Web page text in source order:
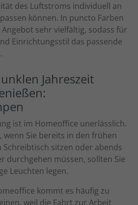
des Luftstroms individuell an
können. In puncto Farben
sehr vielfältig, sodass für
Einrichtungsstil das passende
Jahreszeit
ist im Homeoffice unerlässlich.
wenn Sie bereits in den frühen
sitzen oder abends
durchgehen müssen, sollten Sie
Leuchten legen.
kommt es häufig zu
weil die Fahrt zur Arbeit